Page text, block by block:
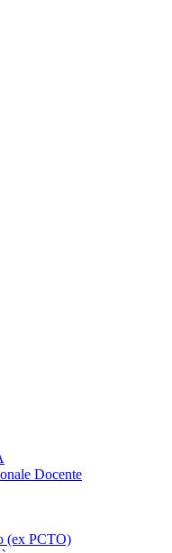
Docente
(ex PCTO)